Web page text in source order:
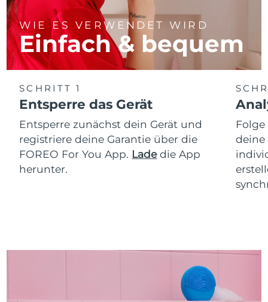
WIE ES VERWENDET WIRD
Einfach & bequem
SCHRITT 1
Entsperre das Gerät
Entsperre zunächst dein Gerät und
registriere deine Garantie über die
FOREO For You App. Ladedie App
herunter.
deine